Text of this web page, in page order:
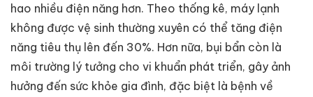
hao nhiều điện năng hơn. Theo thống kê, máy lạnh
không được vệ sinh thường xuyên có thể tăng điện
năng tiêu thụ lên đến 30%. Hơn nữa, bụi bẩn còn là
môi trường lý tưởng cho vi khuẩn phát triển, gây ảnh
hưởng đến sức khỏe gia đình, đặc biệt là bệnh về